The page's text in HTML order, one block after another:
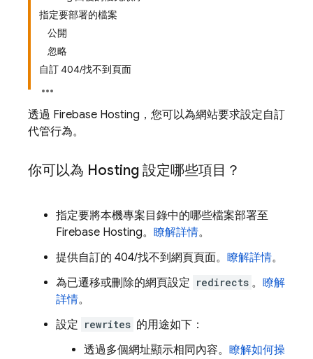
指定要部署的檔案
公開
忽略
自訂 404/找不到頁面
透過 Firebase Hosting ，您可以為網站要求設定自訂
代管行為。
你可以為 Hosting 設定哪些項目？
指定要將本機專案目錄中的哪些檔案部署至
Firebase Hosting。 瞭解詳情。
提供自訂的 404/找不到網頁頁面。 瞭解詳情。
為已遷移或刪除的網頁設定 redirects 。 瞭解
詳情。
設定 rewrites 的用途如下：
透過多個網址顯示相同內容。 瞭解如何操